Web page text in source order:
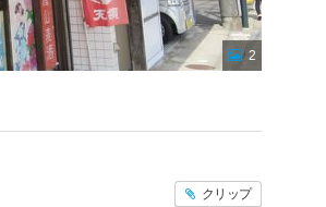
2
クリップ